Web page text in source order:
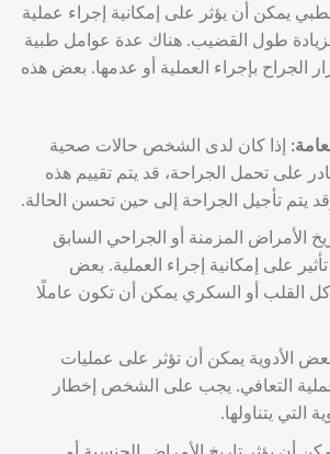
يمكن أن يؤثر على إمكانية إجراء عملية
طول القضيب. هناك عدة عوامل طبية
الجراح بإجراء العملية أو عدمها. بعض هذه
: إذا كان لدى الشخص حالات صحية
على تحمل الجراحة، قد يتم تقييم هذه
يتم تأجيل الجراحة إلى حين تحسن الحالة.
الأمراض المزمنة أو الجراحي السابق
على إمكانية إجراء العملية. بعض
القلب أو السكري يمكن أن تكون عاملًا
الأدوية يمكن أن تؤثر على عمليات
التعافي. يجب على الشخص إخطار
التي يتناولها.